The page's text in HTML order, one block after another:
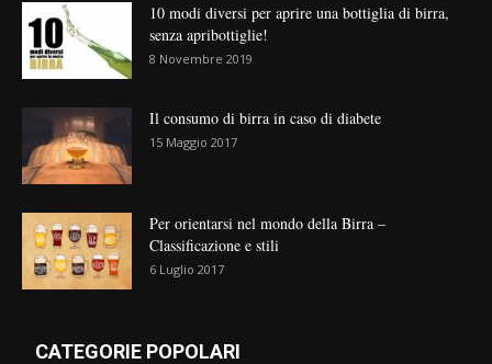
10 modi diversi per aprire una bottiglia di birra,
senza apribottiglie!
8 Novembre 2019
Il consumo di birra in caso di diabete
15 Maggio 2017
Per orientarsi nel mondo della Birra –
Classificazione e stili
6 Luglio 2017
CATEGORIE POPOLARI